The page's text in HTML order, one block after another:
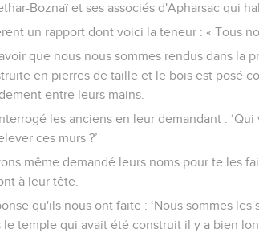
Boznaï et ses associés d'Apharsac qui
un rapport dont voici la teneur : « Tous
que nous nous sommes rendus dans la
en pierres de taille et le bois est posé
entre leurs mains.
les anciens en leur demandant :
ces murs ?’
même demandé leurs noms pour te les
à leur tête.
qu'ils nous ont faite : ‘Nous sommes
le temple qui avait été construit il y a bien